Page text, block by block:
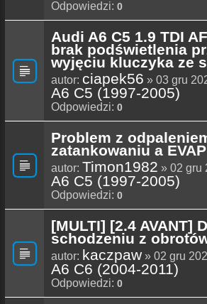
Odpowiedzi: 0
Audi A6 C5 1.9 TDI
brak podświetlenia
wyjęciu kluczyka ze
autor: ciapek56 » 03 gru
A6 C5 (1997-2005)
Odpowiedzi: 0
Problem z
zatankowaniu a EVAP
autor: Timon1982 » 02 gru
A6 C5 (1997-2005)
Odpowiedzi: 0
[MULTI] [2.4 AVANT]
schodzeniu z
autor: kaczpaw » 02 gru
A6 C6 (2004-2011)
Odpowiedzi: 0